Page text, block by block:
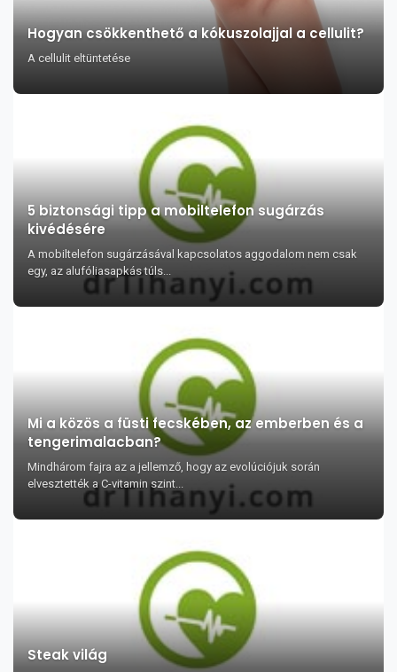
Hogyan csökkenthető a kókuszolajjal a cellulit?
A cellulit eltüntetése
5 biztonsági tipp a mobiltelefon sugárzás
kivédésére
A mobiltelefon sugárzásával kapcsolatos aggodalom nem csak
egy, az alufóliasapkás túls...
Mi a közös a füsti fecskében, az emberben és a
tengerimalacban?
Mindhárom fajra az a jellemző, hogy az evolúciójuk során
elvesztették a C-vitamin szint...
Steak világ